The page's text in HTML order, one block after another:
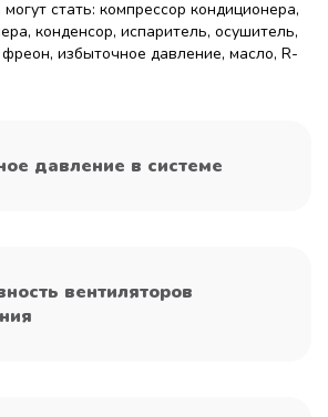
, могут стать: компрессор кондиционера,
конденсор, испаритель, осушитель,
избыточное давление, масло, R-
давление в системе
вентиляторов